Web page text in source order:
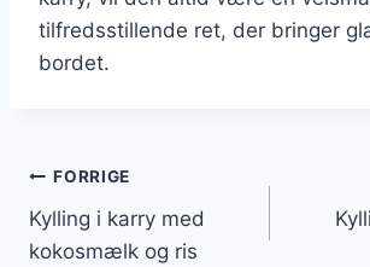
tilfredsstillende ret, der bringer
bordet.
Indlægsnavigation
FORRIGE
Kylling i karry med
kokosmælk og ris